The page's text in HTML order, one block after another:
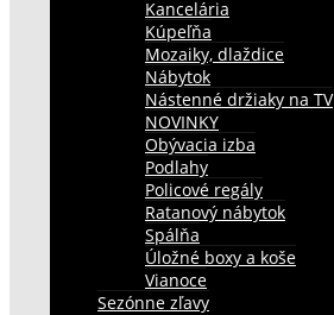
Kancelária
Kúpeľňa
Mozaiky, dlaždice
Nábytok
Nástenné držiaky na TV
NOVINKY
Obývacia izba
Podlahy
Policové regály
Ratanový nábytok
Spálňa
Úložné boxy a koše
Vianoce
Sezónne zľavy